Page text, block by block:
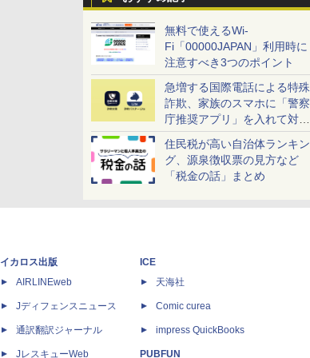
無料で使えるWi-
Fi「00000JAPAN」利用時に
注意すべき3つのポイント
急増する国際電話による特殊
詐欺、家族のスマホに「警察
庁推奨アプリ」を入れて対策
しよう！
住民税が高い自治体ランキン
グ、源泉徴収票の見方など
「税金の話」まとめ
イカロス出版
AIRLINEweb
Jディフェンスニュース
通訳翻訳ジャーナル
JレスキューWeb
ICE
天海社
Comic curea
impress QuickBooks
PUBFUN